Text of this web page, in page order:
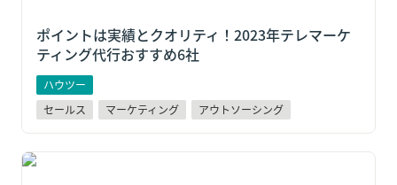
ポイントは実績とクオリティ！2023年テレマーケ
ティング代行おすすめ6社
ハウツー
セールス
マーケティング アウトソーシング
【2023年最新】カスタマーサクセス代行会社のおすす